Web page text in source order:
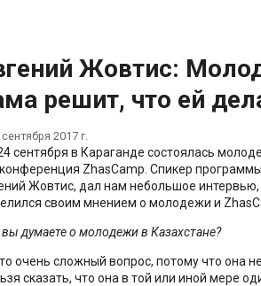
Жовтис:
решит, что ей
2017 г.
сентября в Караганде состоялась
ZhasCamp. Спикер
Жовтис, дал нам небольшое
своим мнением о молодежи и
думаете о молодежи в Казахстане?
очень сложный вопрос, потому что она
сказать, что она в той или иной мере